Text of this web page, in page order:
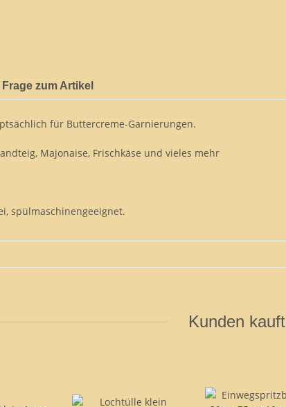
Frage zum Artikel
für Buttercreme-Garnierungen.
Majonaise, Frischkäse und vieles mehr
spülmaschinengeeignet.
Kunden